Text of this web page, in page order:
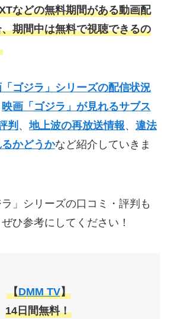
などの無料期間がある動画配
期間中は無料で視聴できるの
ゴジラ」シリーズの配信状況
映画「ゴジラ」が見れるサブス
判 、地上波の再放送情報、 違法
かどうかなど紹介していきま
」シリーズの口コミ・評判も
ひ参考にしてください！
【DMM TV】
14日間無料！